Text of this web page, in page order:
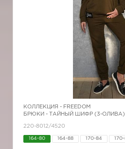
КОЛЛЕКЦИЯ - FREEDOM
БРЮКИ - ТАЙНЫЙ ШИФР (3-ОЛИВА)
220-8012/4520
164-80 164-88 170-84